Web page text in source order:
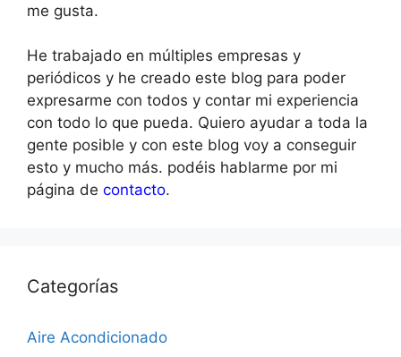
me gusta.
He trabajado en múltiples empresas y
periódicos y he creado este blog para poder
expresarme con todos y contar mi experiencia
con todo lo que pueda. Quiero ayudar a toda la
gente posible y con este blog voy a conseguir
esto y mucho más. podéis hablarme por mi
página de contacto.
Categorías
Aire Acondicionado